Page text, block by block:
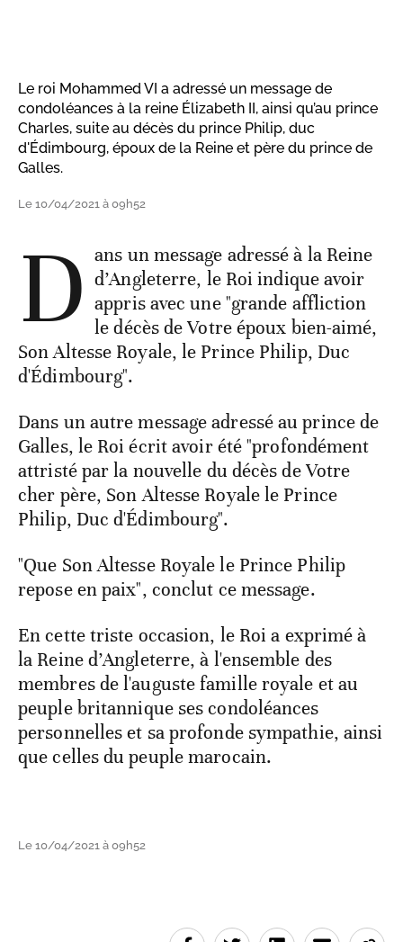
Le roi Mohammed VI a adressé un message de
condoléances à la reine Élizabeth II, ainsi qu’au prince
Charles, suite au décès du prince Philip, duc
d'Édimbourg, époux de la Reine et père du prince de
Galles.
Le 10/04/2021 à 09h52
D ans un message adressé à la Reine
d’Angleterre, le Roi indique avoir
appris avec une "grande affliction
le décès de Votre époux bien-aimé,
Son Altesse Royale, le Prince Philip, Duc
d'Édimbourg".
Dans un autre message adressé au prince de
Galles, le Roi écrit avoir été "profondément
attristé par la nouvelle du décès de Votre
cher père, Son Altesse Royale le Prince
Philip, Duc d'Édimbourg".
"Que Son Altesse Royale le Prince Philip
repose en paix", conclut ce message.
En cette triste occasion, le Roi a exprimé à
la Reine d’Angleterre, à l'ensemble des
membres de l'auguste famille royale et au
peuple britannique ses condoléances
personnelles et sa profonde sympathie, ainsi
que celles du peuple marocain.
Le 10/04/2021 à 09h52